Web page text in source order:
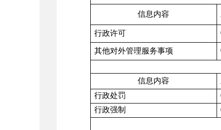
信息内容
行政许可
其他对外管理服务事项
信息内容
行政处罚
行政强制